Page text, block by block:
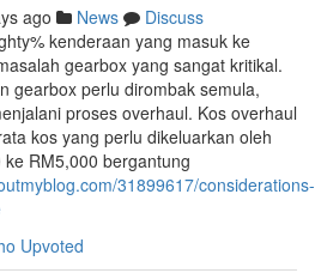
ago News
Discuss
kenderaan yang masuk ke
gearbox yang sangat kritikal.
gearbox perlu dirombak semula,
proses overhaul. Kos overhaul
kos yang perlu dikeluarkan oleh
RM5,000 bergantung
31899617/considerations-
Upvoted